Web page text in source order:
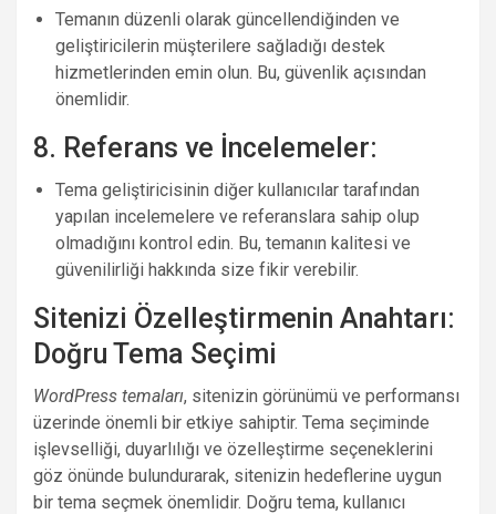
Temanın düzenli olarak güncellendiğinden ve
geliştiricilerin müşterilere sağladığı destek
hizmetlerinden emin olun. Bu, güvenlik açısından
önemlidir.
8. Referans ve İncelemeler:
Tema geliştiricisinin diğer kullanıcılar tarafından
yapılan incelemelere ve referanslara sahip olup
olmadığını kontrol edin. Bu, temanın kalitesi ve
güvenilirliği hakkında size fikir verebilir.
Sitenizi Özelleştirmenin Anahtarı:
Doğru Tema Seçimi
WordPress temaları, sitenizin görünümü ve performansı
üzerinde önemli bir etkiye sahiptir. Tema seçiminde
işlevselliği, duyarlılığı ve özelleştirme seçeneklerini
göz önünde bulundurarak, sitenizin hedeflerine uygun
bir tema seçmek önemlidir. Doğru tema, kullanıcı